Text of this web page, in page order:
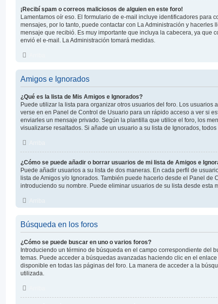
¡Recibí spam o correos maliciosos de alguien en este foro!
Lamentamos oír eso. El formulario de e-mail incluye identificadores para
mensajes, por lo tanto, puede contactar con La Administración y hacerles
mensaje que recibió. Es muy importante que incluya la cabecera, ya que
envió el e-mail. La Administración tomará medidas.
Amigos e Ignorados
¿Qué es la lista de Mis Amigos e Ignorados?
Puede utilizar la lista para organizar otros usuarios del foro. Los usuarios
verse en en Panel de Control de Usuario para un rápido acceso a ver si
enviarles un mensaje privado. Según la plantilla que utilice el foro, los
visualizarse resaltados. Si añade un usuario a su lista de Ignorados,
¿Cómo se puede añadir o borrar usuarios de mi lista de Amigos e
Puede añadir usuarios a su lista de dos maneras. En cada perfil de
lista de Amigos y/o Ignorados. También puede hacerlo desde el Panel de
introduciendo su nombre. Puede eliminar usuarios de su lista desde esta
Búsqueda en los foros
¿Cómo se puede buscar en uno o varios foros?
Introduciendo un término de búsqueda en el campo correspondiente del
temas. Puede acceder a búsquedas avanzadas haciendo clic en el
disponible en todas las páginas del foro. La manera de acceder a la
utilizada.